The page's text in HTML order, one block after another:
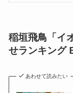
稲垣飛鳥「イ
せランキング
あわせて読みたい